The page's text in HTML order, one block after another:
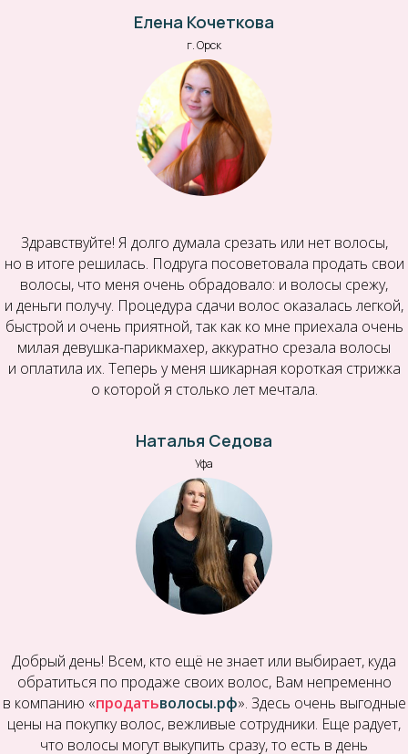
Елена Кочеткова
г. Орск
Здравствуйте! Я долго думала срезать или нет волосы,
но в итоге решилась. Подруга посоветовала продать свои
волосы, что меня очень обрадовало: и волосы срежу,
и деньги получу. Процедура сдачи волос оказалась легкой,
быстрой и очень приятной, так как ко мне приехала очень
милая девушка-парикмахер, аккуратно срезала волосы
и оплатила их. Теперь у меня шикарная короткая стрижка
о которой я столько лет мечтала.
Наталья Седова
Уфа
Добрый день! Всем, кто ещё не знает или выбирает, куда
обратиться по продаже своих волос, Вам непременно
в компанию «продатьволосы.рф». Здесь очень выгодные
цены на покупку волос, вежливые сотрудники. Еще радует,
что волосы могут выкупить сразу, то есть в день